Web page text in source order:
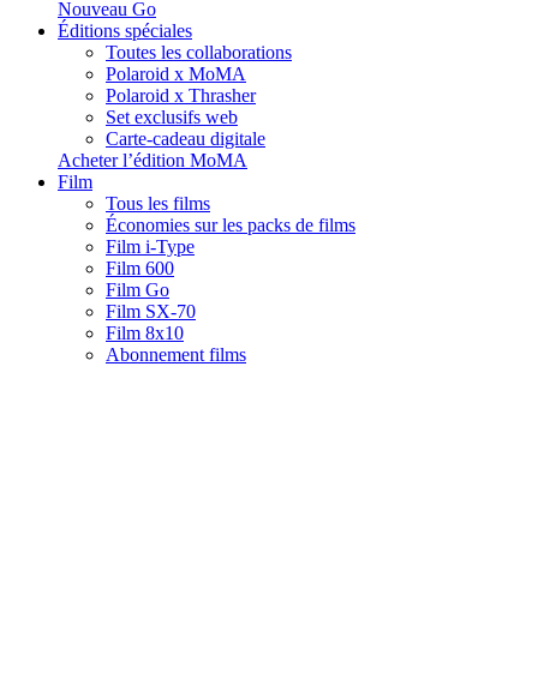
Nouveau Go
Éditions spéciales
Toutes les collaborations
Polaroid x MoMA
Polaroid x Thrasher
Set exclusifs web
Carte-cadeau digitale
Acheter l’édition MoMA
Film
Tous les films
Économies sur les packs de films
Film i-Type
Film 600
Film Go
Film SX-70
Film 8x10
Abonnement films